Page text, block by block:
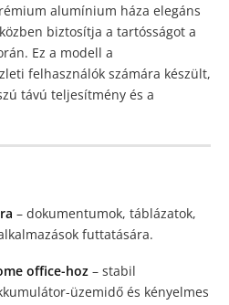
alumínium háza elegáns
biztosítja a tartósságot a
Ez a modell a
felhasználók számára készült,
távú teljesítmény és a
– dokumentumok, táblázatok,
futtatására.
office-hoz – stabil
üzemidő és kényelmes